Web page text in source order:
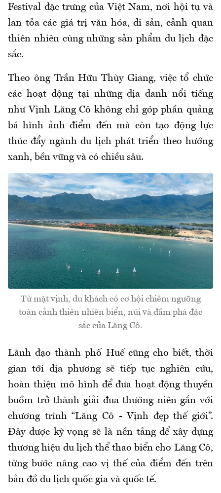
Festival đặc trưng của Việt Nam, nơi hội tụ và
lan tỏa các giá trị văn hóa, di sản, cảnh quan
thiên nhiên cùng những sản phẩm du lịch đặc
sắc.
Theo ông Trần Hữu Thùy Giang, việc tổ chức
các hoạt động tại những địa danh nổi tiếng
như Vịnh Lăng Cô không chỉ góp phần quảng
bá hình ảnh điểm đến mà còn tạo động lực
thúc đẩy ngành du lịch phát triển theo hướng
xanh, bền vững và có chiều sâu.
Từ mặt vịnh, du khách có cơ hội chiêm ngưỡng
toàn cảnh thiên nhiên biển, núi và đầm phá đặc
sắc của Lăng Cô.
Lãnh đạo thành phố Huế cũng cho biết, thời
gian tới địa phương sẽ tiếp tục nghiên cứu,
hoàn thiện mô hình để đưa hoạt động thuyền
buồm trở thành giải đua thường niên gắn với
chương trình “Lăng Cô - Vịnh đẹp thế giới”.
Đây được kỳ vọng sẽ là nền tảng để xây dựng
thương hiệu du lịch thể thao biển cho Lăng Cô,
từng bước nâng cao vị thế của điểm đến trên
bản đồ du lịch quốc gia và quốc tế.